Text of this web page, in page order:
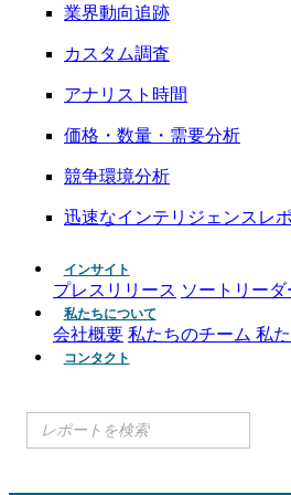
業界動向追跡
カスタム調査
アナリスト時間
価格・数量・需要分析
競争環境分析
迅速なインテリジェンスレ
インサイト
プレスリリース ソートリー
私たちについて
会社概要 私たちのチーム 私
コンタクト